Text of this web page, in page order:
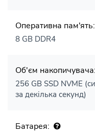
Оперативна пам'ять:
8 GB DDR4
Об'єм накопичувача:
256 GB SSD NVME
за декілька секунд)
Батарея: